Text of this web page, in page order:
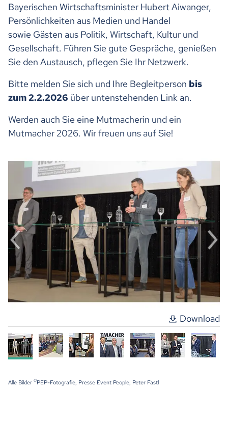
Bayerischen Wirtschaftsminister Hubert Aiwanger,
Persönlichkeiten aus Medien und Handel
sowie Gästen aus Politik, Wirtschaft, Kultur und
Gesellschaft. Führen Sie gute Gespräche, genießen
Sie den Austausch, pflegen Sie Ihr Netzwerk.
Bitte melden Sie sich und Ihre Begleitperson bis
zum 2.2.2026 über untenstehenden Link an.
Werden auch Sie eine Mutmacherin und ein
Mutmacher 2026. Wir freuen uns auf Sie!
Download
Alle Bilder ©PEP-Fotografie, Presse Event People, Peter Fastl